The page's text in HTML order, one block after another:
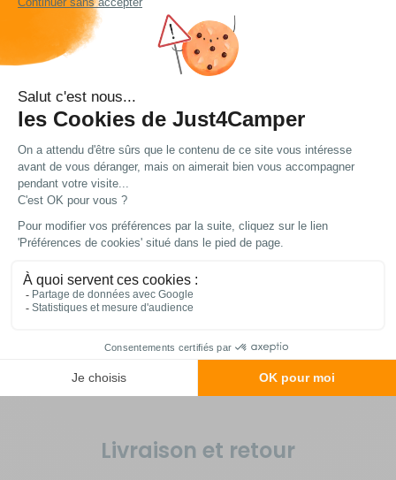
Modèle : Universa III
Nature : rétroviseur additionnel universel
Application : montage sur la plupart des
véhicules équipés de rétroviseurs
électriques
Réglage : dans toutes les directions
Miroir : grand angle en verre Securit
Fixation : système EMUK avec éléments
métalliques
Fabrication : Allemagne
Contenu du kit : jeux de patins de serrage,
manuel de montage et sac de
rangement
aérodynamique
Livraison et retour